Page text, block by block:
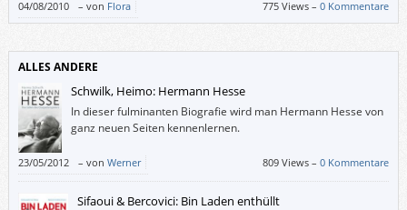
04/08/2010 – von Flora 775 Views –0 Kommentare
ALLES ANDERE
Schwilk, Heimo: Hermann Hesse
In dieser fulminanten Biografie wird man Hermann Hesse von
ganz neuen Seiten kennenlernen.
23/05/2012 – von Werner 809 Views –0 Kommentare
Sifaoui & Bercovici: Bin Laden enthüllt